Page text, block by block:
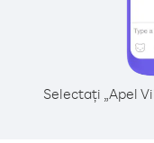
Selectați „Apel